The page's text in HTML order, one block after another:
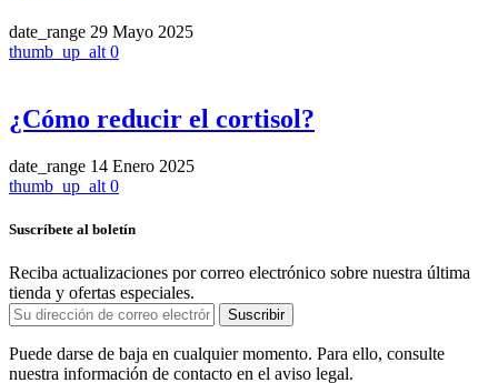
date_range 29 Mayo 2025
thumb_up_alt 0
¿Cómo reducir el cortisol?
date_range 14 Enero 2025
thumb_up_alt 0
Suscríbete al boletín
Reciba actualizaciones por correo electrónico sobre nuestra última
tienda y ofertas especiales.
Suscribir
Puede darse de baja en cualquier momento. Para ello, consulte
nuestra información de contacto en el aviso legal.